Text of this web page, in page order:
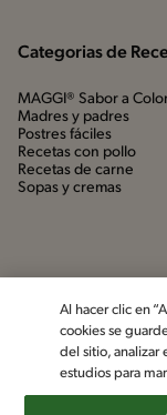
Categorias de
MAGGI® Sabor a
Madres y padres
Postres fáciles
Recetas con pollo
Recetas de carne
Sopas y cremas
Al hacer clic en
cookies se
del sitio, analizar
estudios para